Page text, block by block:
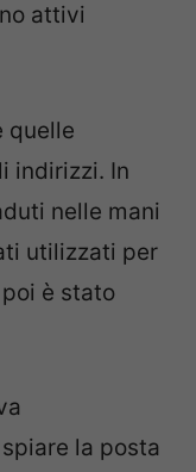
attivi
quelle
indirizzi. In
nelle mani
utilizzati per
è stato
la posta